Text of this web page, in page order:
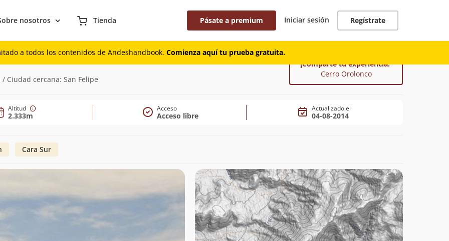
nosotros Tienda Pásate a premium Iniciar sesión Regístrate
a todos los contenidos de Andeshandbook. Comienza aquí tu prueba gratuita.
Ciudad cercana: San Felipe
¡Comparte tu experiencia!
Cerro Orolonco
Altitud
2.333m
Acceso
Acceso libre
Actualizado el
04-08-2014
Cara Sur